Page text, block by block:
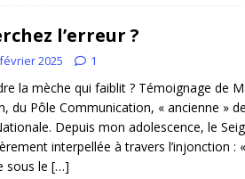
l’erreur ?
2025 1
la mèche qui faiblit ? Témoignage de
du Pôle Communication, « ancienne »
Depuis mon adolescence, le
interpellée à travers l’injonction :
sous le […]